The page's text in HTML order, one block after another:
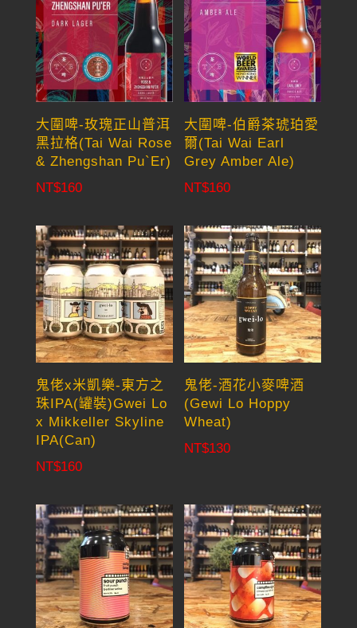
大圍啤-玫瑰正山普洱
黑拉格(Tai Wai Rose
& Zhengshan Pu`Er)
NT$160
大圍啤-伯爵茶琥珀愛
爾(Tai Wai Earl
Grey Amber Ale)
NT$160
鬼佬x米凱樂-東方之
珠IPA(罐裝)Gwei Lo
x Mikkeller Skyline
IPA(Can)
NT$160
鬼佬-酒花小麥啤酒
(Gewi Lo Hoppy
Wheat)
NT$130